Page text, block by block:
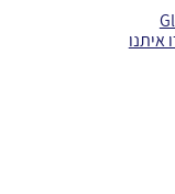
איתנו